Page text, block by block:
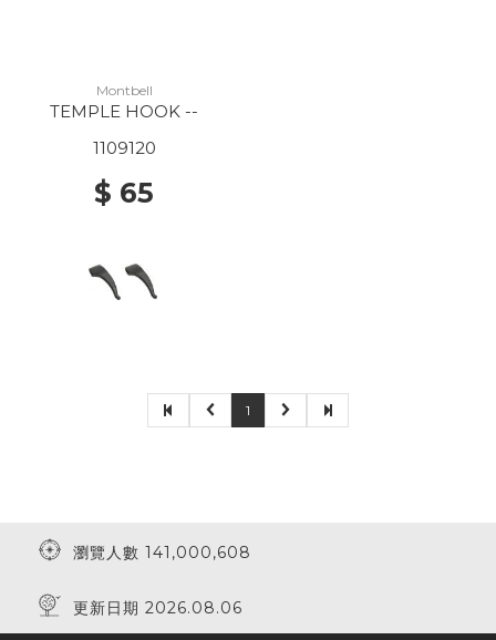
Montbell
TEMPLE HOOK --
1109120
$ 65
1
瀏覽人數 141,000,608
更新日期 2026.08.06